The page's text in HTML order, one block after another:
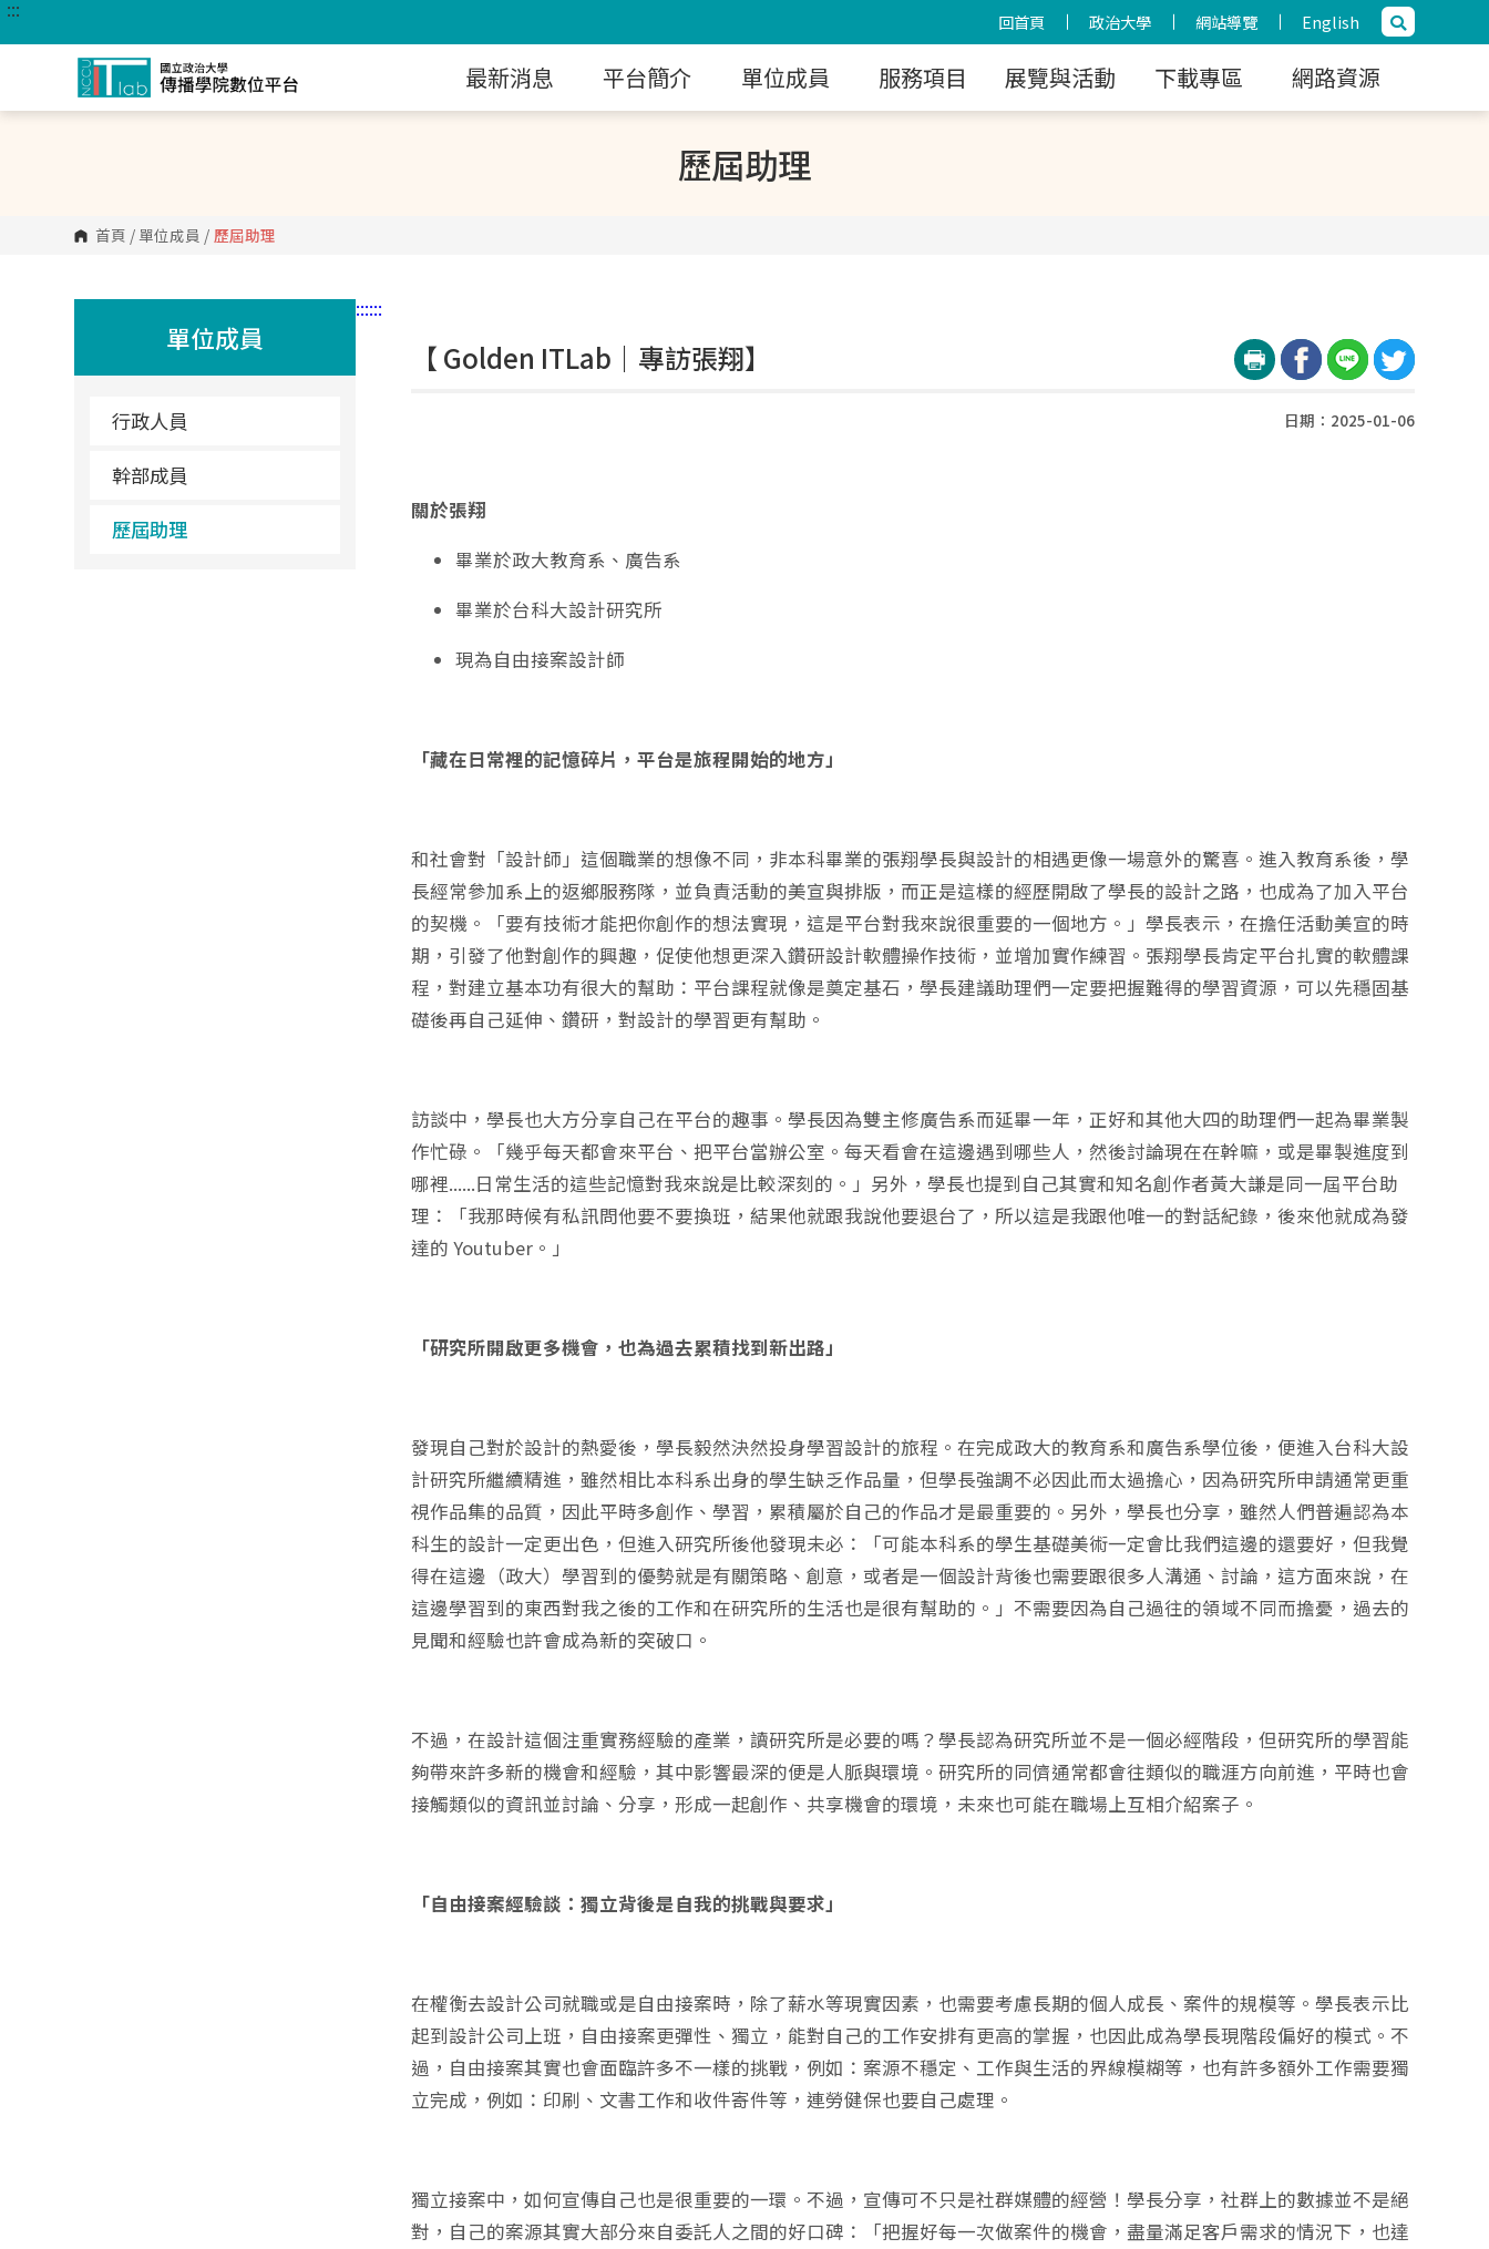
跳
主
區
::: 回首頁 政治大學 網站導覽 English
最新消息 平台簡介 單位成員 服務項目 展覽與活動 下載專區 網路資源
歷屆助理
首頁 /單位成員 / 歷屆助理
:::
單位成員
行政人員
幹部成員
歷屆助理
:::
【 Golden ITLab｜專訪張翔】
日期：2025-01-06
關於張翔
畢業於政大教育系、廣告系
畢業於台科大設計研究所
現為自由接案設計師
「藏在日常裡的記憶碎片，平台是旅程開始的地方」
和社會對「設計師」這個職業的想像不同，非本科畢業的張翔學長與設計的相遇更像一場意外的驚喜。進入教育系後，學
長經常參加系上的返鄉服務隊，並負責活動的美宣與排版，而正是這樣的經歷開啟了學長的設計之路，也成為了加入平台
的契機。「要有技術才能把你創作的想法實現，這是平台對我來說很重要的一個地方。」學長表示，在擔任活動美宣的時
期，引發了他對創作的興趣，促使他想更深入鑽研設計軟體操作技術，並增加實作練習。張翔學長肯定平台扎實的軟體課
程，對建立基本功有很大的幫助：平台課程就像是奠定基石，學長建議助理們一定要把握難得的學習資源，可以先穩固基
礎後再自己延伸、鑽研，對設計的學習更有幫助。
訪談中，學長也大方分享自己在平台的趣事。學長因為雙主修廣告系而延畢一年，正好和其他大四的助理們一起為畢業製
作忙碌。「幾乎每天都會來平台、把平台當辦公室。每天看會在這邊遇到哪些人，然後討論現在在幹嘛，或是畢製進度到
哪裡......日常生活的這些記憶對我來說是比較深刻的。」另外，學長也提到自己其實和知名創作者黃大謙是同一屆平台助
理：「我那時候有私訊問他要不要換班，結果他就跟我說他要退台了，所以這是我跟他唯一的對話紀錄，後來他就成為發
達的 Youtuber。」
「研究所開啟更多機會，也為過去累積找到新出路」
發現自己對於設計的熱愛後，學長毅然決然投身學習設計的旅程。在完成政大的教育系和廣告系學位後，便進入台科大設
計研究所繼續精進，雖然相比本科系出身的學生缺乏作品量，但學長強調不必因此而太過擔心，因為研究所申請通常更重
視作品集的品質，因此平時多創作、學習，累積屬於自己的作品才是最重要的。另外，學長也分享，雖然人們普遍認為本
科生的設計一定更出色，但進入研究所後他發現未必：「可能本科系的學生基礎美術一定會比我們這邊的還要好，但我覺
得在這邊（政大）學習到的優勢就是有關策略、創意，或者是一個設計背後也需要跟很多人溝通、討論，這方面來說，在
這邊學習到的東西對我之後的工作和在研究所的生活也是很有幫助的。」不需要因為自己過往的領域不同而擔憂，過去的
見聞和經驗也許會成為新的突破口。
不過，在設計這個注重實務經驗的產業，讀研究所是必要的嗎？學長認為研究所並不是一個必經階段，但研究所的學習能
夠帶來許多新的機會和經驗，其中影響最深的便是人脈與環境。研究所的同儕通常都會往類似的職涯方向前進，平時也會
接觸類似的資訊並討論、分享，形成一起創作、共享機會的環境，未來也可能在職場上互相介紹案子。
「自由接案經驗談：獨立背後是自我的挑戰與要求」
在權衡去設計公司就職或是自由接案時，除了薪水等現實因素，也需要考慮長期的個人成長、案件的規模等。學長表示比
起到設計公司上班，自由接案更彈性、獨立，能對自己的工作安排有更高的掌握，也因此成為學長現階段偏好的模式。不
過，自由接案其實也會面臨許多不一樣的挑戰，例如：案源不穩定、工作與生活的界線模糊等，也有許多額外工作需要獨
立完成，例如：印刷、文書工作和收件寄件等，連勞健保也要自己處理。
獨立接案中，如何宣傳自己也是很重要的一環。不過，宣傳可不只是社群媒體的經營！學長分享，社群上的數據並不是絕
對，自己的案源其實大部分來自委託人之間的好口碑：「把握好每一次做案件的機會，盡量滿足客戶需求的情況下，也達